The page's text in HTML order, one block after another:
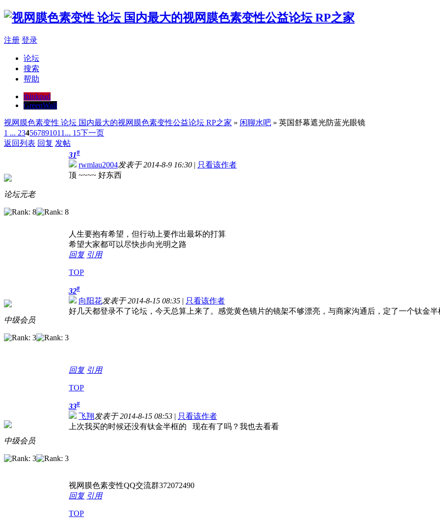
注册 登录
论坛
搜索
帮助
thinkpad
GreenWall
视网膜色素变性 论坛 国内最大的视网膜色素变性公益论坛 RP之家 » 闲聊水吧 » 英国舒幕遮光防蓝光眼镜
1 ... 234567891011 ... 15下一页
返回列表 回复 发帖
论坛元老
31#
rwmlau2004发表于 2014-8-9 16:30 | 只看该作者
顶 ~~~~ 好东西
人生要抱有希望，但行动上要作出最坏的打算
希望大家都可以尽快步向光明之路
回复 引用
TOP
中级会员
32#
向阳花发表于 2014-8-15 08:35 | 只看该作者
好几天都登录不了论坛，今天总算上来了。感觉黄色镜片的镜架不够漂亮，与商家沟通后，定了一个钛金
回复 引用
TOP
中级会员
33#
飞翔发表于 2014-8-15 08:53 | 只看该作者
上次我买的时候还没有钛金半框的 现在有了吗？我也去看看
视网膜色素变性QQ交流群372072490
回复 引用
TOP